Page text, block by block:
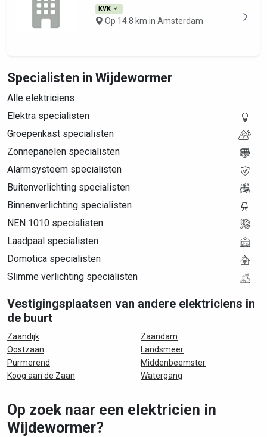
KVK
Op 14.8 km in Amsterdam
Specialisten in Wijdewormer
Alle elektriciens
Elektra specialisten
Groepenkast specialisten
Zonnepanelen specialisten
Alarmsysteem specialisten
Buitenverlichting specialisten
Binnenverlichting specialisten
NEN 1010 specialisten
Laadpaal specialisten
Domotica specialisten
Slimme verlichting specialisten
Vestigingsplaatsen van andere elektriciens in
de buurt
Zaandijk
Oostzaan
Purmerend
Koog aan de Zaan
Zaandam
Landsmeer
Middenbeemster
Watergang
Op zoek naar een elektricien in
Wijdewormer?